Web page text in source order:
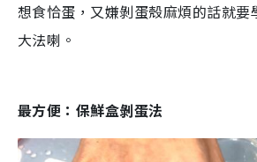
想食恰蛋，又嫌剝蛋殼麻煩的話就要
大法喇。
最方便：保鮮盒剝蛋法